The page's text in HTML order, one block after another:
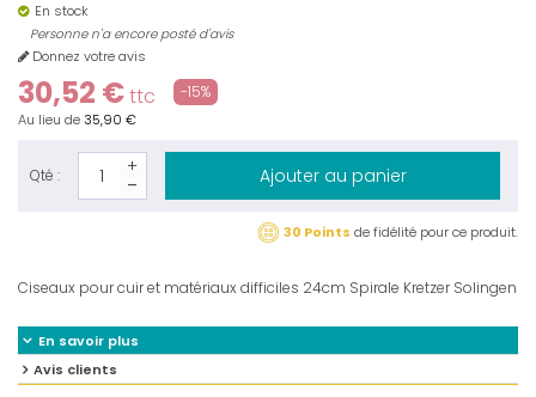
En stock
Personne n'a encore posté d'avis
Donnez votre avis
30,52 €ttc -15%
Au lieu de 35,90 €
Qté : Ajouter au panier
30 Points de fidélité pour ce produit.
Ciseaux pour cuir et matériaux difficiles 24cm Spirale Kretzer Solingen
En savoir plus
Avis clients